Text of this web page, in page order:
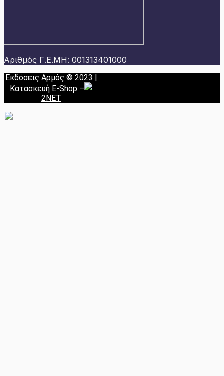
Αριθμός Γ.Ε.ΜΗ: 001313401000
Εκδόσεις Αρμός © 2023 |
Κατασκευή E-Shop –
2NET